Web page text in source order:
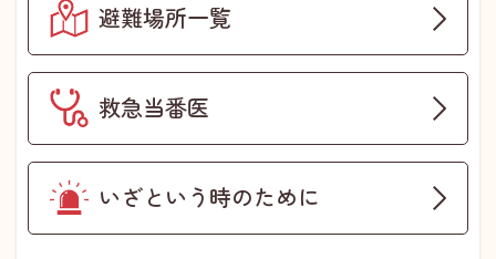
避難場所一覧
救急当番医
いざという時のために